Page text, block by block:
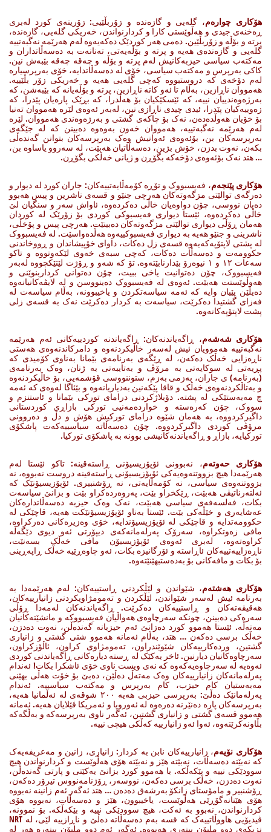
هۆکاری چوارەم، گلەیی و گازەندە و زۆربڵێیی: زۆرینەی کورد لەبری
ڕەخنەی جیدی و هەڵوێستی کارا و کردارنواندن، خەریکی گلەیی، گازەندە،
پرتە و بۆڵە و زۆربڵێین. دەمی هەر کوردێک دەکەیەوە لەم هەرێمە نەگبەتییە
گلەیی و گازەندەی هەیە و پرتە و بۆڵەیەتی، تەنانەت بە دەسەڵاتداران و
مەکتەب سیاسی حیزبەکانیش لەم پرتە و بۆڵە و چەقە چەقە بێبەش نین.
کاکی بەرپرس و مەکتەب سیاسی، خۆی لە دەسەڵاتدایە، خۆی بەرپرسیارە
لەم دۆخەی کە دروستبووە کەچی گلەیی هەیە و خەریکی زۆر بڵێییە.
هەمووان ناڕازین، بەڵام تا ئەو کاتە ناڕازین، پرتە و بۆڵەیانە کە بێبەشن، کە
بەرژەوەندییان نییە، کە ئێسکێکیان بۆ هەڵدرا، کە بڕێک پارەیان پێدرا، کە
زەوییەکیان پێدرا، ئیدی چیدی ناڕازی نین، لەبەر ئەوەی لێرە هەمووان تەنیا
بۆ خۆیان هەوڵدەدەن، نەک بۆ چاکەی گشتی و بەرژەوەندی هەمووان. لێرە
لەم هەرێمە نەگبەتییە، هەمووان خەون بەوەوە دەبینن کە لە جێگەی
بەرپرسەکان بن، بۆئەوەی ئەوانیش وەک بەرپرسەکان بتوانن گەندەڵی
بکەن، نەوت بدزن، خۆش بژین، دەسەڵاتیان هەبێت، لە سەروو یاساوە بن،
… هتد نەک بۆئەوەی دۆخەکە بگۆڕن و ژیانی خەڵکی بگۆڕن.
هۆکاری پێنجەم، فەیسبووک و تۆڕە کۆمەڵایەتییەکان: جاران کورد لە دیوار و
دەرگەی توالێتی مزگەوتەکان هەرچی جنێو و قسەی ناشرین و پیس هەبوو
دەیان نووسی، چۆن دواوەیان خاڵی دەکردەوە، ئاواش سەر و سنگیان لێ
خاڵی دەکردەوە، ئێستا دیواری فەیسبوکی کوردی بۆ زۆرێک لە کوردان
هەمان ڕۆڵی دیواری توالێتی مزگەوتەکان دەبینێت. هەرچی پیس و پۆخڵی،
ناشرینی و جنێو هەیە بە دیواری فەیسبوکییەوە هەڵدەواسێت. لە فەیسبووک
لە پشتی لاپتۆپەکەیەوە قسەی زل دەکات، داوای خۆپیشاندان و ڕووخاندنی
حکوومەت و دەسەڵات دەکات، کەچی سبەی خەوی لێکەوتووە و تاکو
سەعات ١٢ و ١ نیوەرۆ بێدارنابێتەوە. تۆ کە شەو و ڕۆژت لێتێکچووە لەبەر
فەیسبووک، چۆن دەتوانیت یاخی ببیت، چۆن دەتوانی کرداربنوێنی و
هەوڵوێستت هەبێت. ئەوەی لە فەیسبووک دەینووسن و لە لایڤەکانیانەوە
دەیڵێن پێیان وایە کە ئەمە سیاسەتکردن و یاخیبوونە، بەڵام سیاسەت لە
فەزای گشتیدا دەکرێت، سیاسەت بە کردار دەکرێت نەک بە قسەی زلی
پشت لاپتۆپەکانەوە.
هۆکاری شەشەم، ڕاگەیاندنەکان: ڕاگەیاندنە کوردییەکانی ئەم هەرێمە
نەگبەتییە هەموویان ئیش لەسەر خاڵیکردنەوە و دامرکاندنەوەی هەستی
ناڕەزایی خەڵک دەکەن، لە ڕێگەی بەرنامەی بێمانا بەناوی کۆمیدی کە
پڕیەتی لە سوکایەتی بە مرۆڤ و بەتایبەتی بە ژنان، وەک بەرنامەی
(بەرنامە) ی جاران، بەزمی بەزم، ستوننووسی قۆشمەیی، بۆ خاڵیکردنەوە
و بەتاڵکردنەوەی خەڵک و قاقا پێکەنین بەدیاریانەوە و بێئاگا لەوەی کە ئەمە
چ مەبەستێکی لە پشتە. دۆبلاژکردنی درامای تورکی بێمانا و ئاستنزم و
سووک، چۆن کەرەستە و خواردەمەنیی تورکی بازاڕی کوردستانی
داگیرکردووە، بە هەمان شێوە درامای تورکیش هۆش و دڵ و دەروونی
مرۆڤی کوردی داگیرکردووە. چۆن دەسەڵاتە سیاسییەکەت پاشکۆی
تورکیایە، بازاڕ و ڕاگەیاندنەکانیشی بوونە بە پاشکۆی تورکیا.
هۆکاری حەوتەم، نەبوونی ئۆپۆزیسیۆنی ڕاستەقینە: تاکو ئێستا لەم
هەرێمەدا هیچ بزووتنەوەیەکی ئۆپۆزیسیۆنی ڕاستەقینە دروست نەبووە، نە
بزووتنەوەی سیاسی، نە کۆمەڵایەتی، نە ڕۆشنبیری. ئۆپۆزیسیۆنێک کە
ئەلتەرناتیڤی هەبێت، ڕێکخراو بێت، پەروەردەکراو بێت و بزانێ سیاسەت
بکات، فەلسەفەی سیاسی هەبێت، نەک وەک حیزبە دەسەڵاتدارەکان
عەشایەری و خێڵەکی بێت. ئێستا بەناو ئۆپۆزیسیۆنێکت هەیە، قاچێکی لە
حکوومەتدایە و قاچێکی لە ئۆپۆزیسیۆندایە، خۆی وەزیرەکانی دەرکراوە،
مافی زەوتکراوە، سەرۆک پەرلەمانەکەی دیپۆرتی ئەو دیوی دێگەڵە
کراوەتەوە، لەبری ئەوەی ئۆپۆزیسیۆن مافی خەڵک بسەنێت،
ناڕەزاییەتییەکان ئاڕاستە و ئۆرگانیزە بکات، ئەو چاوەڕێیە خەڵک ڕاپەڕینی
بۆ بکات و مافەکانی بۆ بەدەستبهێنێتەوە.
هۆکاری هەشتەم، شێواندن و لێڵکردنی ڕاستییەکان: لەم هەرێمەدا بە
بەرنامە ئیش لەسەر شێواندن، لێڵکردن و تەمومژاویکردنی زانیارییەکان،
هەقیقەتەکان و ڕاستییەکان دەکرێت. ڕاگەیاندنەکان لەمەدا ڕۆڵی
سەرەکی دەبینن، چونکە سەرچاوەی هەواڵیان فەیسبووکە و مانشێتەکانیان
مەتەڵە. ئێستا هەموو کورد دەزانێ ئەم حیزبانە گەندەڵن، نەوت دەدزن،
خەڵک برسی دەکەن … هتد، بەڵام ئەمانە هەموو شتی گشتی و زانیاری
گشتین، وردەکارییەکان شێوێندراون، تەمومژاوی کراون، ئاڵۆزکراون،
سەرچاوەکانیان دیارنین. ئاخر یەکێک لە ڕستە دیارەکانی ڕاگەیاندنی کوردی
ئەوەیە لە سەرچاوەیەکەوە کە نەی ویست ناوی خۆی ئاشکرا بکات! ئەندام
پەرلەمانەکان زانیارییەکان وەک مەتەڵ دەڵێن، دەبێ بۆ خۆت هەڵی بهێنی
مەبەستیان کام حیزب، کام بەرپرس و مەکتەب سیاسییە. ئەندام
پەرلەمانێک دەڵێ: بەرپرسی حیزبی هەیە ٢٠٠ شوقەی لە ئەڵمانیا هەیە،
بەرپرسەکان پارە دەنێرنە دەرەوە لە ئەوروپا و ئەمریکا ڤێلایان هەیە. ئەمانە
هەموو قسەی گشتی و زانیاری گشتین، ئەگەر ناوی بەرپرسەکە و بەڵگەکە
بڵاونەکرێتەوە، ئەوا ئەو زانیارییە کەڵکی هیچی نییە.
هۆکاری نۆیەم، زانیارییەکان نابن بە کردار: زانیاری، زانین و مەعریفەیەک
کە نەبێتە دەسەڵات، نەبێتە هێز و نەبێتە هۆی هەڵوێست و کردارنواندن هیچ
سوودێکی نییە و بێکەڵکە. با هەموو کورد بزانێ یەکێتی و پارتی گەندەڵن،
نەوت دەدزن، خەڵک برسی دەکەن، نووسەر، ڕۆژنامەنووس تیرۆر دەکەن،
ڕۆشنبیر و مامۆستای زانکۆ بەرشەق دەدەن … هتد ئەگەر ئەم زانینە نەبووە
هۆی هێنانەگۆڕێی هەڵوێست، یاخیبوون، هێز و دەسەڵات، نەبووە هۆی
کردارنواندن، نەبوو بە ئەکت، هیچ سوودێکی نییە و بێکەڵکە. بۆ نموونە،
ڤیدیۆیی هاووڵاتییەک کە قسە بەم دەسەڵاتە دەڵێ و ناڕازییە لێی، لە NRT
نزیکەی دوو ملیۆن بینەری هەبووە. ئەگەر ئەم دوو ملیۆن بینەرە هەر لە